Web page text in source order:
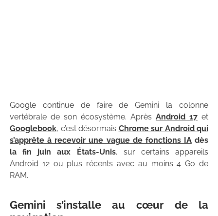
Google continue de faire de Gemini la colonne
vertébrale de son écosystème. Après Android 17 et
Googlebook, c’est désormais Chrome sur Android qui
s’apprête à recevoir une vague de fonctions IAdès
la fin juin aux États-Unis, sur certains appareils
Android 12 ou plus récents avec au moins 4 Go de
RAM.
Gemini s’installe au cœur de la